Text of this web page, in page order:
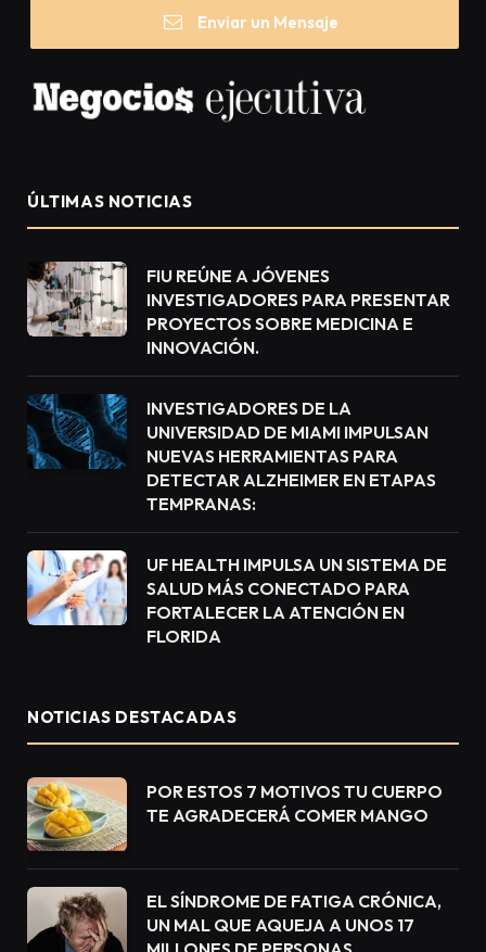
Enviar un Mensaje
ÚLTIMAS NOTICIAS
FIU REÚNE A JÓVENES
INVESTIGADORES PARA PRESENTAR
PROYECTOS SOBRE MEDICINA E
INNOVACIÓN.
INVESTIGADORES DE LA
UNIVERSIDAD DE MIAMI IMPULSAN
NUEVAS HERRAMIENTAS PARA
DETECTAR ALZHEIMER EN ETAPAS
TEMPRANAS:
UF HEALTH IMPULSA UN SISTEMA DE
SALUD MÁS CONECTADO PARA
FORTALECER LA ATENCIÓN EN
FLORIDA
NOTICIAS DESTACADAS
POR ESTOS 7 MOTIVOS TU CUERPO
TE AGRADECERÁ COMER MANGO
EL SÍNDROME DE FATIGA CRÓNICA,
UN MAL QUE AQUEJA A UNOS 17